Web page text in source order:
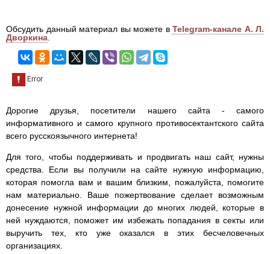
Обсудить данный материал вы можете в Telegram-канале А. Л.
Дворкина
Дорогие друзья, посетители нашего сайта - самого
информативного и самого крупного противосектантского сайта
всего русскоязычного интернета!
Для того, чтобы поддерживать и продвигать наш сайт, нужны
средства. Если вы получили на сайте нужную информацию,
которая помогла вам и вашим близким, пожалуйста, помогите
нам материально. Ваше пожертвование сделает возможным
донесение нужной информации до многих людей, которые в
ней нуждаются, поможет им избежать попадания в секты или
выручить тех, кто уже оказался в этих бесчеловечных
организациях.